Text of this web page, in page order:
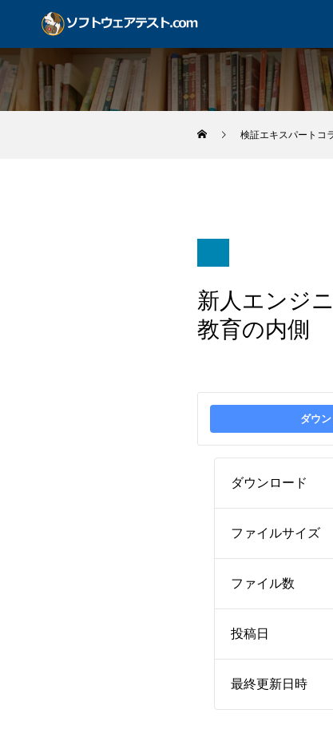
検証エキスパートコ
新人エンジ
教育の内側
ダウ
ダウンロード
ファイルサイズ
ファイル数
投稿日
最終更新日時